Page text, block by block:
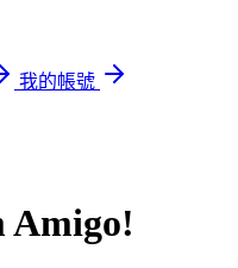
我的帳號
Amigo!